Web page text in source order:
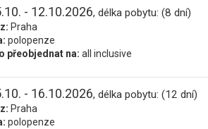
- 12.10.2026, délka pobytu: (8 dní)
Praha
polopenze
přeobjednat na: all inclusive
- 16.10.2026, délka pobytu: (12 dní)
Praha
polopenze